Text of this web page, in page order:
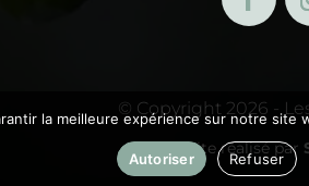
© Copyright 2026 -
Site réalisé par
la meilleure expérience sur notre
Autoriser Refuser